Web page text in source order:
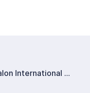
Le Salon International de l'Agriculture de Paris : la Côte d'Ivoire présente avec un Pavillon au Hall 5.1